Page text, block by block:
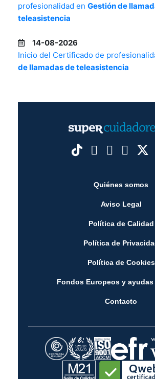
profesionalidad en Gestión de
teleasistencia
14-08-2026
Inicio del Certificado de
de llamadas de teleasistencia
Quiénes somos
Aviso Legal
Política de Calidad
Política de
Política de Cookies
Fondos Europeos y
Contacto